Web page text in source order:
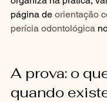
página de orientação
perícia odontológica
A prova: o
quando